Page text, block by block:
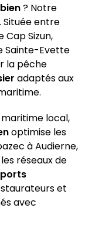
? Notre
. Située entre
Cap Sizun,
Sainte-Evette
la pêche
adaptés aux
local,
optimise les
à Audierne,
réseaux de
et
avec